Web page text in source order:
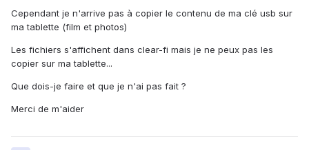
Cependant je n'arrive pas à copier le contenu de ma clé usb sur
ma tablette (film et photos)
Les fichiers s'affichent dans clear-fi mais je ne peux pas les
copier sur ma tablette...
Que dois-je faire et que je n'ai pas fait ?
Merci de m'aider